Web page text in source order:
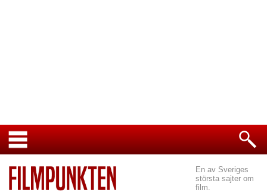
En av Sveriges
största sajter om
film.